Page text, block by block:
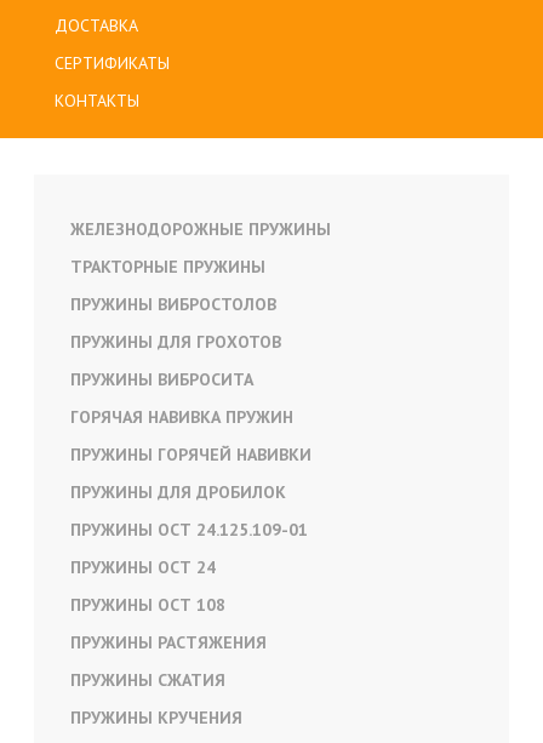
ДОСТАВКА
СЕРТИФИКАТЫ
КОНТАКТЫ
ЖЕЛЕЗНОДОРОЖНЫЕ ПРУЖИНЫ
ТРАКТОРНЫЕ ПРУЖИНЫ
ПРУЖИНЫ ВИБРОСТОЛОВ
ПРУЖИНЫ ДЛЯ ГРОХОТОВ
ПРУЖИНЫ ВИБРОСИТА
ГОРЯЧАЯ НАВИВКА ПРУЖИН
ПРУЖИНЫ ГОРЯЧЕЙ НАВИВКИ
ПРУЖИНЫ ДЛЯ ДРОБИЛОК
ПРУЖИНЫ ОСТ 24.125.109-01
ПРУЖИНЫ ОСТ 24
ПРУЖИНЫ ОСТ 108
ПРУЖИНЫ РАСТЯЖЕНИЯ
ПРУЖИНЫ СЖАТИЯ
ПРУЖИНЫ КРУЧЕНИЯ